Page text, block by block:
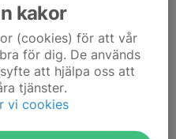
kommer efter
träning innan uppehåll. Vi
kakor
(cookies) för att vår
för dig. De används
att hjälpa oss att
tjänster.
vi cookies